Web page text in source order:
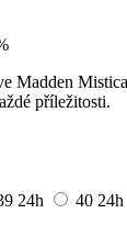
Madden
příležitosti.
24h 40 24h